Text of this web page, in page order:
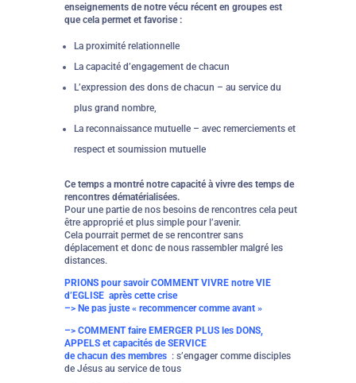
enseignements de notre vécu récent en groupes est
que cela permet et favorise :
La proximité relationnelle
La capacité d’engagement de chacun
L’expression des dons de chacun – au service du
plus grand nombre,
La reconnaissance mutuelle – avec remerciements et
respect et soumission mutuelle
Ce temps a montré notre capacité à vivre des temps de
rencontres dématérialisées.
Pour une partie de nos besoins de rencontres cela peut
être approprié et plus simple pour l’avenir.
Cela pourrait permet de se rencontrer sans
déplacement et donc de nous rassembler malgré les
distances.
PRIONS pour savoir COMMENT VIVRE notre VIE
d’EGLISE après cette crise
–> Ne pas juste « recommencer comme avant »
–> COMMENT faire EMERGER PLUS les DONS,
APPELS et capacités de SERVICE
de chacun des membres : s’engager comme disciples
de Jésus au service de tous